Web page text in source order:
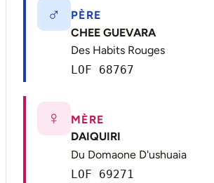
♂
PÈRE
CHEE GUEVARA
Des Habits Rouges
LOF 68767
♀
MÈRE
DAIQUIRI
Du Domaone D'ushuaia
LOF 69271